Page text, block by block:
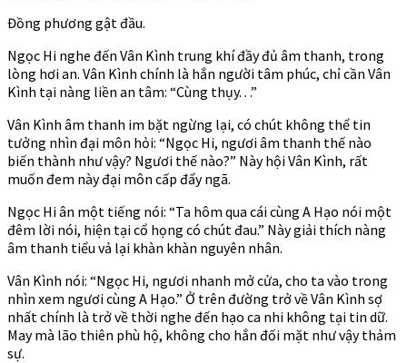
Đồng phương gật đầu.
Ngọc Hi nghe đến Vân Kình trung khí đầy đủ âm thanh, trong
lòng hơi an. Vân Kình chính là hắn người tâm phúc, chỉ cần Vân
Kình tại nàng liền an tâm: “Cùng thụy. . .”
Vân Kình âm thanh im bặt ngừng lại, có chút không thể tin
tưởng nhìn đại môn hỏi: “Ngọc Hi, ngươi âm thanh thế nào
biến thành như vậy? Ngươi thế nào?” Này hội Vân Kình, rất
muốn đem này đại môn cấp đẩy ngã.
Ngọc Hi ân một tiếng nói: “Ta hôm qua cái cùng A Hạo nói một
đêm lời nói, hiện tại cổ họng có chút đau.” Này giải thích nàng
âm thanh tiểu vả lại khàn khàn nguyên nhân.
Vân Kình nói: “Ngọc Hi, ngươi nhanh mở cửa, cho ta vào trong
nhìn xem ngươi cùng A Hạo.” Ở trên đường trở về Vân Kình sợ
nhất chính là trở về thời nghe đến hạo ca nhi không tại tin dữ.
May mà lão thiên phù hộ, không cho hắn đối mặt như vậy thảm
sự.